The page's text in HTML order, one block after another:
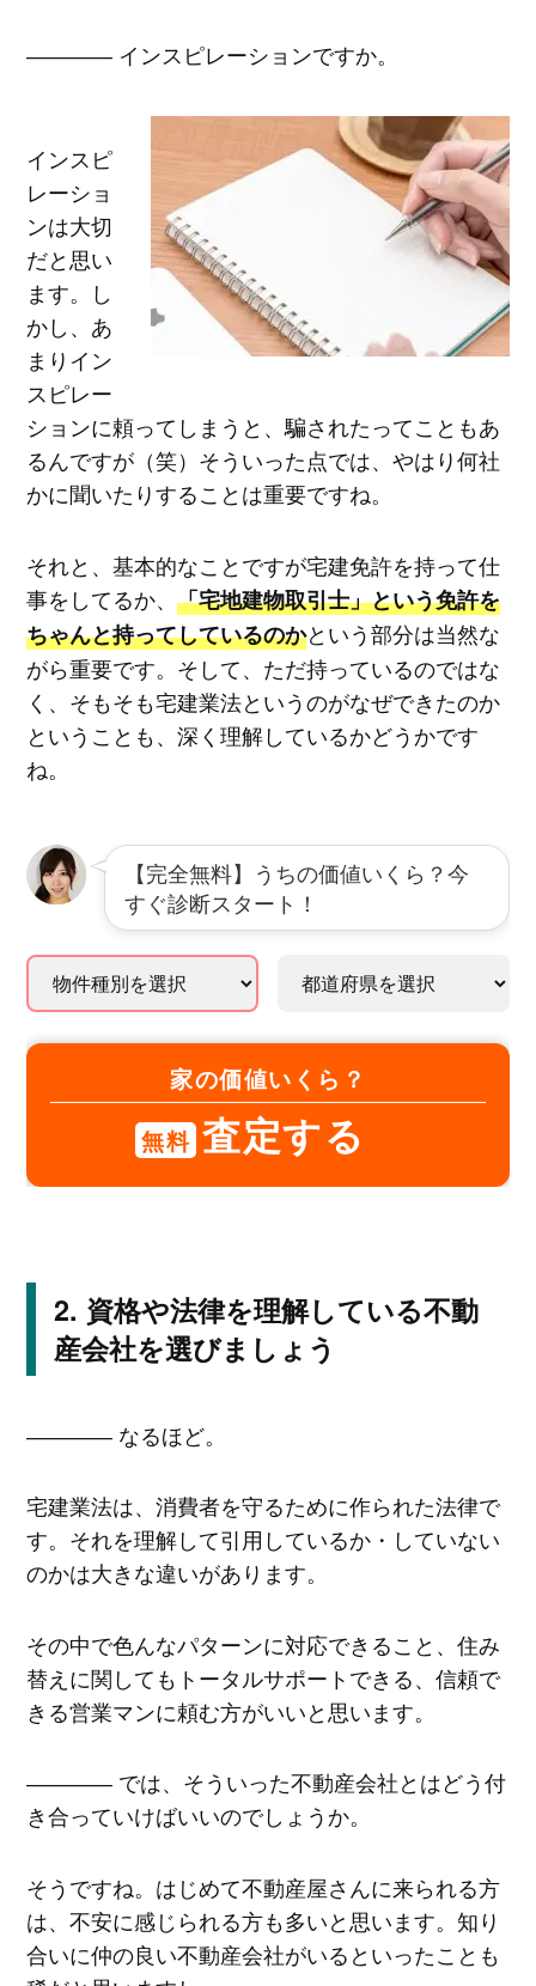
―――― インスピレーションですか。
インスピ
レーショ
ンは大切
だと思い
ます。し
かし、あ
まりイン
スピレー
ションに頼ってしまうと、騙されたってこともあ
るんですが（笑）そういった点では、やはり何社
かに聞いたりすることは重要ですね。
それと、基本的なことですが宅建免許を持って仕
事をしてるか、 「宅地建物取引士」という免許を
ちゃんと持ってしているのかという部分は当然な
がら重要です。そして、ただ持っているのではな
く、そもそも宅建業法というのがなぜできたのか
ということも、深く理解しているかどうかです
ね。
【完全無料】うちの価値いくら？今
すぐ診断スタート！
家の価値いくら？
無料 査定する
資格や法律を理解している不動
産会社を選びましょう
―――― なるほど。
宅建業法は、消費者を守るために作られた法律で
す。それを理解して引用しているか・していない
のかは大きな違いがあります。
その中で色んなパターンに対応できること、住み
替えに関してもトータルサポートできる、信頼で
きる営業マンに頼む方がいいと思います。
―――― では、そういった不動産会社とはどう付
き合っていけばいいのでしょうか。
そうですね。はじめて不動産屋さんに来られる方
は、不安に感じられる方も多いと思います。知り
合いに仲の良い不動産会社がいるといったことも